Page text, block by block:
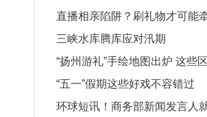
费按月结算-热点
直播相亲陷阱？刷礼物才可能
个月花上万
三峡水库腾库应对汛期
“扬州游礼”手绘地图出炉 这些
费领取
“五一”假期这些好戏不容错过
环球短讯！商务部新闻发言人